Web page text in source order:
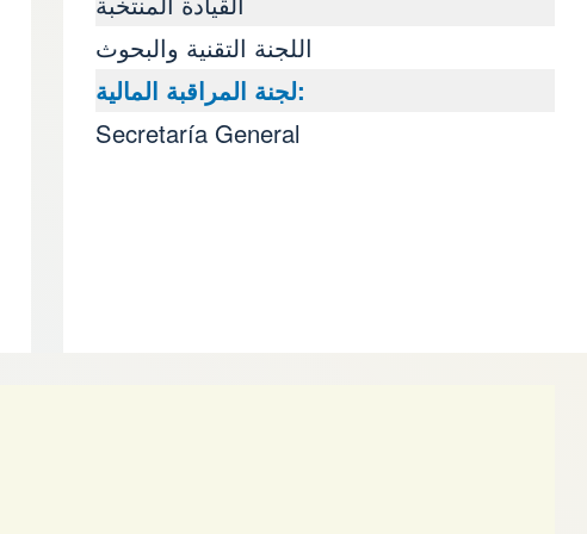
اللجنة التقنية والبحوث
لجنة المراقبة المالية:
Secretaría General